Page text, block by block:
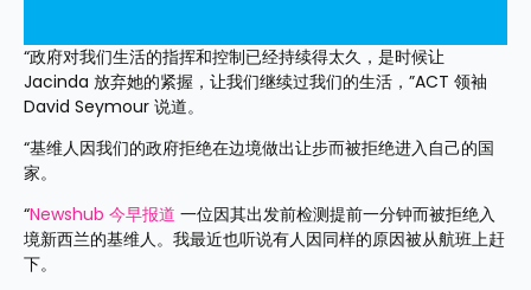
“政府对我们生活的指挥和控制已经持续得太久，是时候让
Jacinda 放弃她的紧握，让我们继续过我们的生活，”ACT 领袖
David Seymour 说道。
“基维人因我们的政府拒绝在边境做出让步而被拒绝进入自己的国
家。
“Newshub 今早报道 一位因其出发前检测提前一分钟而被拒绝入
境新西兰的基维人。我最近也听说有人因同样的原因被从航班上赶
下。